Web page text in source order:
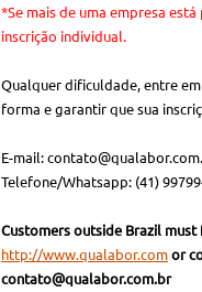
*Se mais de uma empresa
inscrição individual.
Qualquer dificuldade, entre
forma e garantir que sua
E-mail:
Telefone/Whatsapp: (41)
Customers outside Brazil
http://www.qualabor.com or
contato@qualabor.com.br